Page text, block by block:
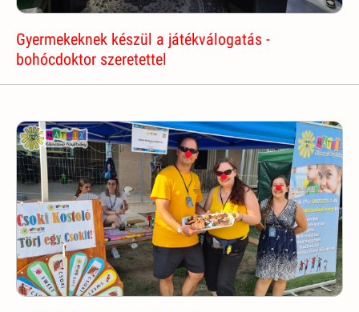
Gyermekeknek készül a játékválogatás -
bohócdoktor szeretettel